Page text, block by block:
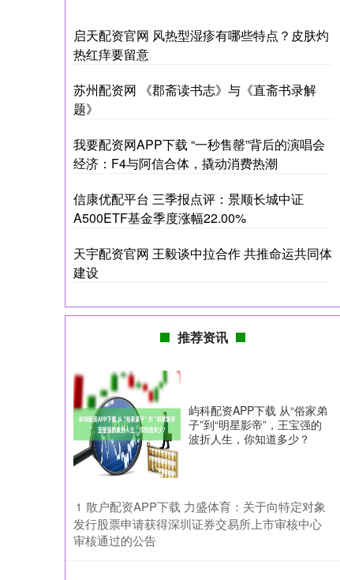
启天配资官网 风热型湿疹有哪些特点？皮肤灼
热红痒要留意
苏州配资网 《郡斋读书志》与《直斋书录解
题》
我要配资网APP下载 “一秒售罄”背后的演唱会
经济：F4与阿信合体，撬动消费热潮
信康优配平台 三季报点评：景顺长城中证
A500ETF基金季度涨幅22.00%
天宇配资官网 王毅谈中拉合作 共推命运共同体
建设
推荐资讯
屿科配资APP下载 从“俗家弟
子”到“明星影帝”，王宝强的
波折人生，你知道多少？
1 ​散户配资APP下载 力盛体育：关于向特定对象
发行股票申请获得深圳证券交易所上市审核中心
审核通过的公告